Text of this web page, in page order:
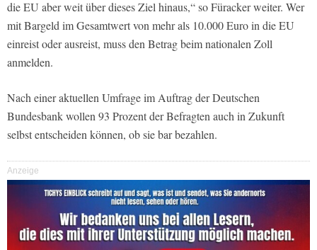
die EU aber weit über dieses Ziel hinaus,“ so Füracker weiter. Wer
mit Bargeld im Gesamtwert von mehr als 10.000 Euro in die EU
einreist oder ausreist, muss den Betrag beim nationalen Zoll
anmelden.
Nach einer aktuellen Umfrage im Auftrag der Deutschen
Bundesbank wollen 93 Prozent der Befragten auch in Zukunft
selbst entscheiden können, ob sie bar bezahlen.
Anzeige